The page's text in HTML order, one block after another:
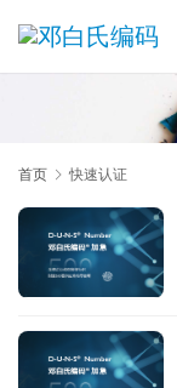
首页 快速认证